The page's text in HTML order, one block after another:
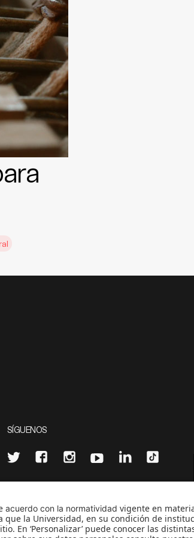
SÍGUENOS
CONTÁCTANOS
cerosetenta@uniandes.edu.co